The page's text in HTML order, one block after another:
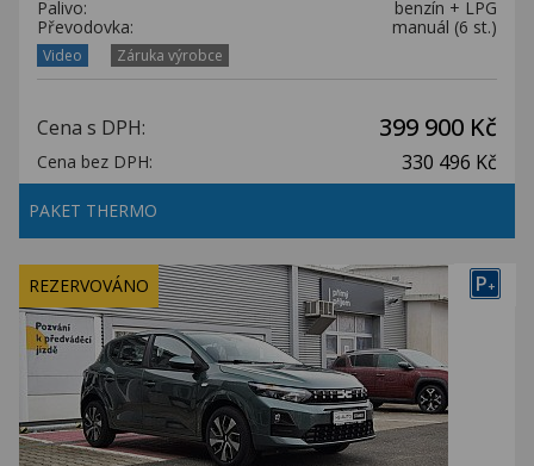
Palivo:
benzín + LPG
Převodovka:
manuál (6 st.)
Video Záruka výrobce
Cena s DPH: 399 900 Kč
Cena bez DPH: 330 496 Kč
PAKET THERMO
P+
REZERVOVÁNO